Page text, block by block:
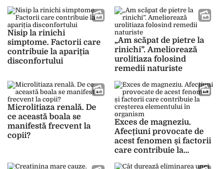
Nisip la rinichi
simptome. Factorii care
contribuie la apariția
disconfortului
„Am scăpat de pietre la
rinichi”. Ameliorează
urolitiaza folosind
remedii naturiste
Microlitiaza renală. De
ce această boala se
manifestă frecvent la
copii?
Exces de magneziu.
Afecțiuni provocate de
acest fenomen și factorii
care contribuie la